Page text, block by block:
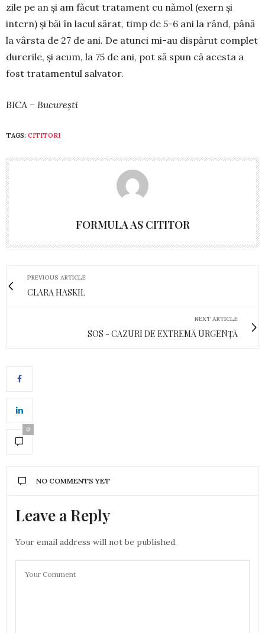
zile pe an și am făcut tratament cu nămol (exern și
intern) și băi în lacul sărat, timp de 5-6 ani la rând, până
la vârsta de 27 de ani. De atunci mi-au dispărut complet
durerile, și acum, la 75 de ani, pot să spun că acesta a
fost tratamentul salvator.
BICA – București
TAGS: CITITORI
FORMULA AS CITITOR
PREVIOUS ARTICLE
CLARA HASKIL
NEXT ARTICLE
SOS - CAZURI DE EXTREMĂ URGENȚĂ
0
NO COMMENTS YET
Leave a Reply
Your email address will not be published.